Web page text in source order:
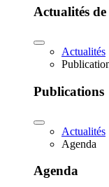
Actualités
Actualités
Publications
Actualités
Agenda
Agenda